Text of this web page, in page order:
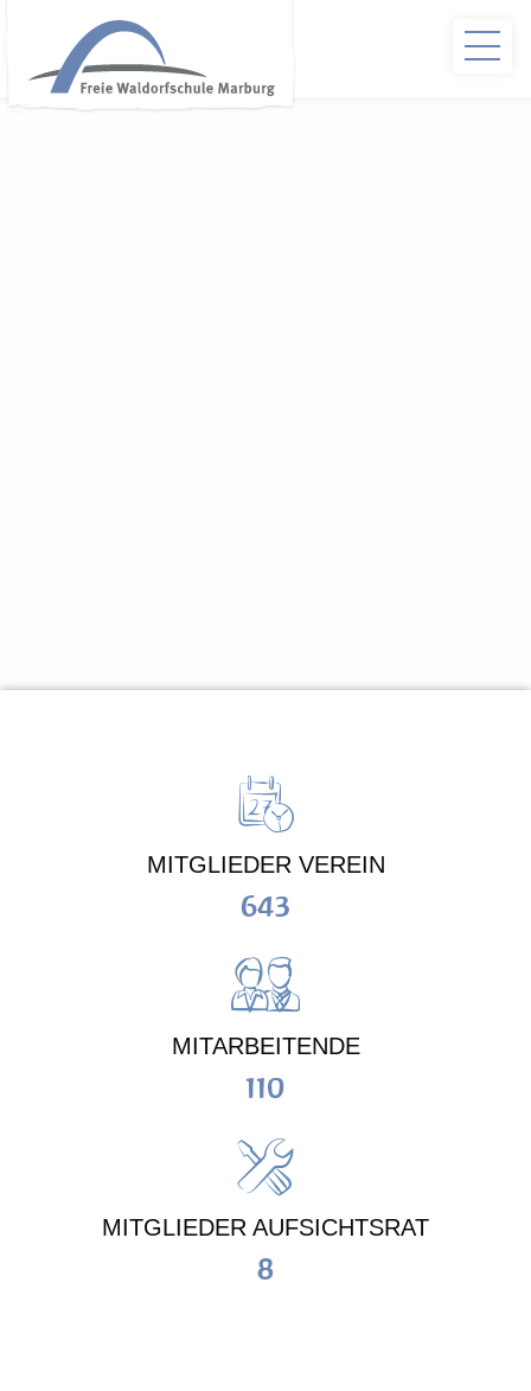
MITGLIEDER VEREIN
643
MITARBEITENDE
110
MITGLIEDER AUFSICHTSRAT
8